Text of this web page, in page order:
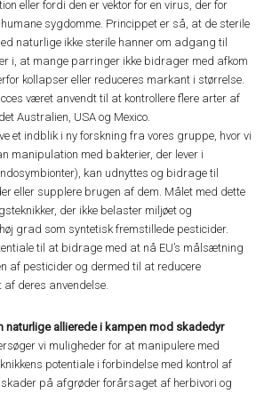
eller fordi den er vektor for en virus, der for
sygdomme. Princippet er så, at de sterile
naturlige ikke sterile hanner om adgang til
i, at mange parringer ikke bidrager med afkom
kollapser eller reduceres markant i størrelse.
været anvendt til at kontrollere flere arter af
Australien, USA og Mexico.
et indblik i ny forskning fra vores gruppe, hvor vi
manipulation med bakterier, der lever i
kan udnyttes og bidrage til
eller supplere brugen af dem. Målet med dette
der ikke belaster miljøet og
grad som syntetisk fremstillede pesticider.
til at bidrage med at nå EU’s målsætning
af pesticider og dermed til at reducere
deres anvendelse.
naturlige allierede i kampen mod skadedyr
vi muligheder for at manipulere med
potentiale i forbindelse med kontrol af
på afgrøder forårsaget af herbivori og